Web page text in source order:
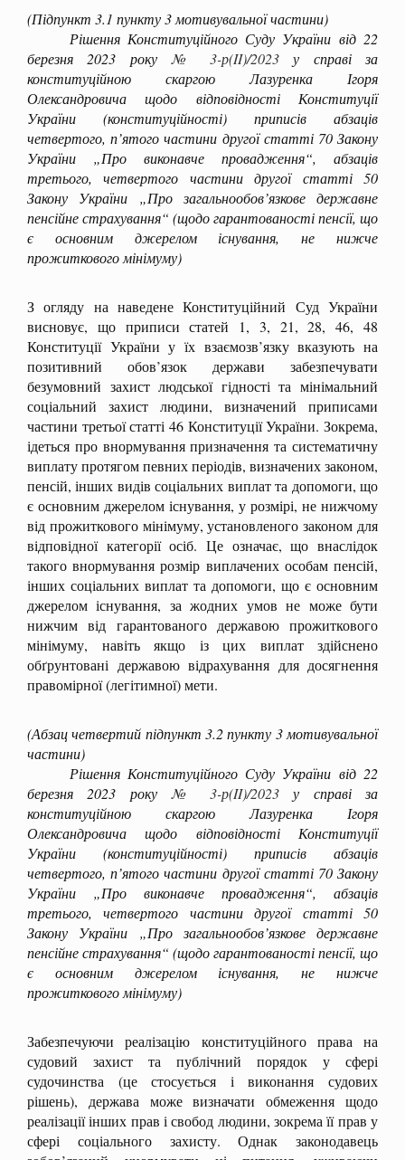
(Підпункт 3.1 пункту 3 мотивувальної частини)
Рішення Конституційного Суду України від 22
березня 2023 року№ 3-р(II)/2023у справі за
конституційною скаргою Лазуренка Ігоря
Олександровича щодо відповідності Конституції
України (конституційності) приписів абзаців
четвертого, п’ятого частини другої статті 70 Закону
України „Про виконавче провадження“, абзаців
третього, четвертого частини другої статті 50
Закону України „Про загальнообов’язкове державне
пенсійне страхування“ (щодо гарантованості пенсії, що
є основним джерелом існування, не нижче
прожиткового мінімуму)
З огляду на наведене Конституційний Суд України
висновує, що приписи статей 1, 3, 21, 28, 46, 48
Конституції України у їх взаємозв’язку вказують на
позитивний обов’язок держави забезпечувати
безумовний захист людської гідності та мінімальний
соціальний захист людини, визначений приписами
частини третьої статті 46 Конституції України. Зокрема,
ідеться про внормування призначення та систематичну
виплату протягом певних періодів, визначених законом,
пенсій, інших видів соціальних виплат та допомоги, що
є основним джерелом існування, у розмірі, не нижчому
від прожиткового мінімуму, установленого законом для
відповідної категорії осіб. Це означає, що внаслідок
такого внормування розмір виплачених особам пенсій,
інших соціальних виплат та допомоги, що є основним
джерелом існування, за жодних умов не може бути
нижчим від гарантованого державою прожиткового
мінімуму, навіть якщо із цих виплат здійснено
обґрунтовані державою відрахування для досягнення
правомірної (легітимної) мети.
(Абзац четвертий підпункт 3.2 пункту 3 мотивувальної
частини)
Рішення Конституційного Суду України від 22
березня 2023 року№ 3-р(II)/2023у справі за
конституційною скаргою Лазуренка Ігоря
Олександровича щодо відповідності Конституції
України (конституційності) приписів абзаців
четвертого, п’ятого частини другої статті 70 Закону
України „Про виконавче провадження“, абзаців
третього, четвертого частини другої статті 50
Закону України „Про загальнообов’язкове державне
пенсійне страхування“ (щодо гарантованості пенсії, що
є основним джерелом існування, не нижче
прожиткового мінімуму)
Забезпечуючи реалізацію конституційного права на
судовий захист та публічний порядок у сфері
судочинства (це стосується і виконання судових
рішень), держава може визначати обмеження щодо
реалізації інших прав і свобод людини, зокрема її прав у
сфері соціального захисту. Однак законодавець